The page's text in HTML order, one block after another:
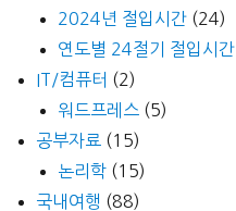
2024년 절입시간 (24)
연도별 24절기 절입시간
IT/컴퓨터 (2)
워드프레스 (5)
공부자료 (15)
논리학 (15)
국내여행 (88)